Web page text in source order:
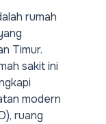
rumah
Timur.
sakit ini
modern
ruang